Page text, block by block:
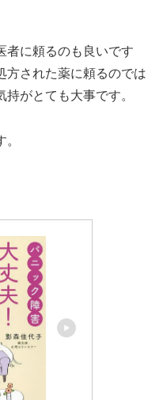
者に頼るのも良いです
方された薬に頼るのでは
がとても大事です。